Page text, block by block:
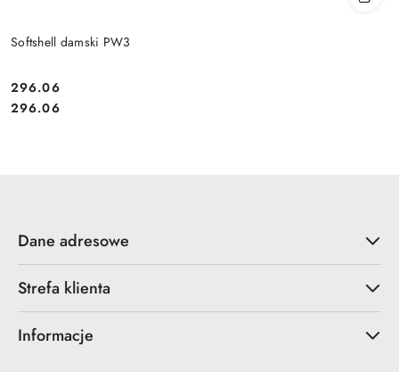
Softshell damski PW3
Cena:
296.06
Cena:
296.06
Dane adresowe
Strefa klienta
Informacje